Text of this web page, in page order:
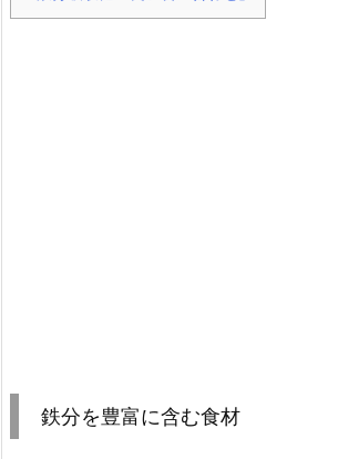
鉄分を豊富に含む食材